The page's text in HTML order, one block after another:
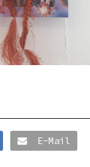
E-Mail